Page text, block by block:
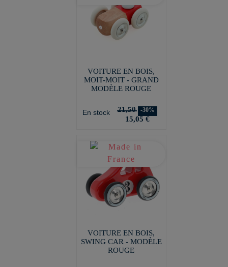
VOITURE EN BOIS,
MOIT-MOIT - GRAND
MODÈLE ROUGE
En stock 21,50 -30%
15,05 €
VOITURE EN BOIS,
SWING CAR - MODÈLE
ROUGE